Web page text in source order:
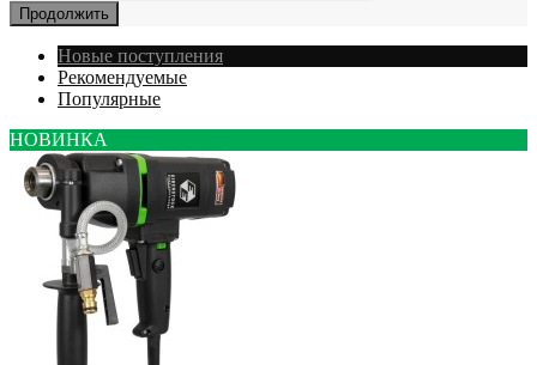
Продолжить
Новые поступления
Рекомендуемые
Популярные
НОВИНКА